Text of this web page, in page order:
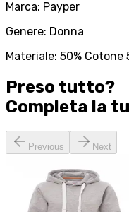
Marca: Payper
Genere: Donna
Materiale: 50% Cotone
Preso tutto?
Completa la
Previous Next